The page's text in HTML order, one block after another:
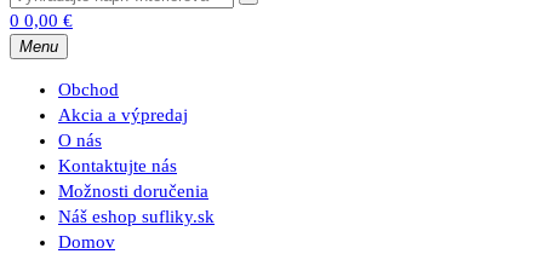
0 0,00 €
Menu
Obchod
Akcia a výpredaj
O nás
Kontaktujte nás
Možnosti doručenia
Náš eshop sufliky.sk
Domov